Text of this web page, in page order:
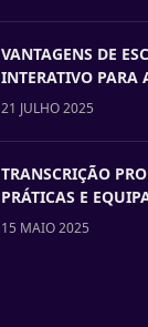
VANTAGENS DE
INTERATIVO PARA
21 JULHO 2025
TRANSCRIÇÃO
PRÁTICAS E
15 MAIO 2025